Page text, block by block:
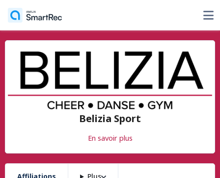
Belizia Sport
En savoir plus